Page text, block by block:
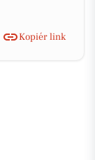
Kopiér link